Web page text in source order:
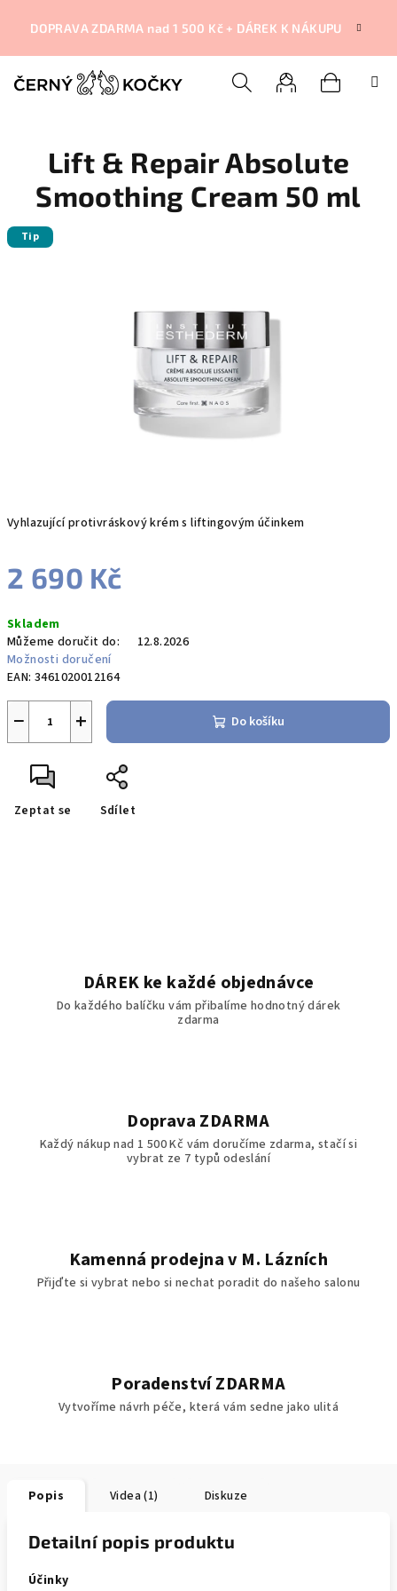
DOPRAVA ZDARMA nad 1 500 Kč + DÁREK K NÁKUPU
košík
Vyhlazující protivráskový krém s liftingovým účinkem
2 690 Kč
cena:
Skladem
Můžeme doručit do:
12.8.2026
Možnosti doručení
EAN: 3461020012164
+
− Do košíku
Zeptat se Sdílet
Lift & Repair Absolute
Smoothing Cream 50 ml
Tip
DÁREK ke každé objednávce
Do každého balíčku vám přibalíme hodnotný dárek
zdarma
Doprava ZDARMA
Každý nákup nad 1 500 Kč vám doručíme zdarma, stačí si
vybrat ze 7 typů odeslání
Kamenná prodejna v M. Lázních
Přijďte si vybrat nebo si nechat poradit do našeho salonu
Poradenství ZDARMA
Vytvoříme návrh péče, která vám sedne jako ulitá
Popis Videa (1) Diskuze
Detailní popis produktu
Účinky